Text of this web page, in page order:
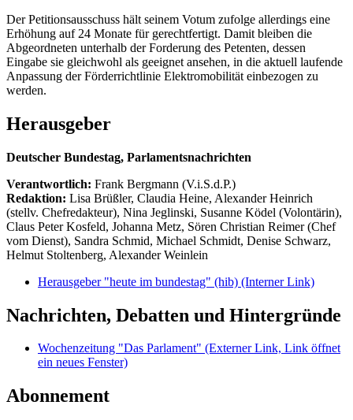
Der Petitionsausschuss hält seinem Votum zufolge allerdings eine
Erhöhung auf 24 Monate für gerechtfertigt. Damit bleiben die
Abgeordneten unterhalb der Forderung des Petenten, dessen
Eingabe sie gleichwohl als geeignet ansehen, in die aktuell laufende
Anpassung der Förderrichtlinie Elektromobilität einbezogen zu
werden.
Herausgeber
Deutscher Bundestag, Parlamentsnachrichten
Verantwortlich: Frank Bergmann (V.i.S.d.P.)
Redaktion: Lisa Brüßler, Claudia Heine, Alexander Heinrich
(stellv. Chefredakteur), Nina Jeglinski, Susanne Ködel (Volontärin),
Claus Peter Kosfeld, Johanna Metz, Sören Christian Reimer (Chef
vom Dienst), Sandra Schmid, Michael Schmidt, Denise Schwarz,
Helmut Stoltenberg, Alexander Weinlein
Herausgeber "heute im bundestag" (hib) (Interner Link)
Nachrichten, Debatten und Hintergründe
Wochenzeitung "Das Parlament" (Externer Link, Link öffnet
ein neues Fenster)
Abonnement